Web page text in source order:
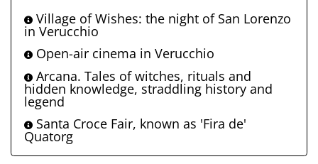
Village of Wishes: the night of San Lorenzo
in Verucchio
Open-air cinema in Verucchio
Arcana. Tales of witches, rituals and
hidden knowledge, straddling history and
legend
Santa Croce Fair, known as 'Fira de'
Quatorg